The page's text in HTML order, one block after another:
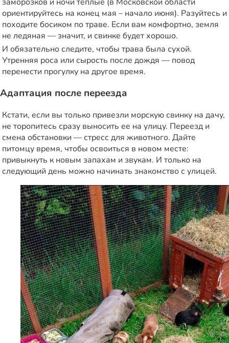
ориентируйтесь на конец мая – начало июня). Разуйтесь и
походите босиком по траве. Если вам комфортно, земля
не ледяная — значит, и свинке будет хорошо.
И обязательно следите, чтобы трава была сухой.
Утренняя роса или сырость после дождя — повод
перенести прогулку на другое время.
Адаптация после переезда
Кстати, если вы только привезли морскую свинку на дачу,
не торопитесь сразу выносить ее на улицу. Переезд и
смена обстановки — стресс для животного. Дайте
питомцу время, чтобы освоиться в новом месте:
привыкнуть к новым запахам и звукам. И только на
следующий день можно начинать знакомство с улицей.